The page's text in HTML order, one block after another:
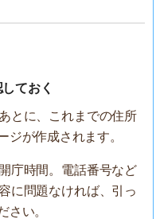
ておく
とに、これまでの住所
ジが作成されます。
庁時間。電話番号など
に問題なければ、引っ
さい。